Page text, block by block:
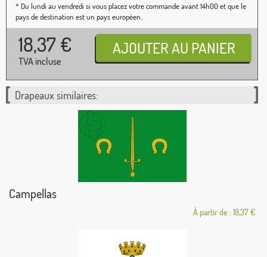
* Du lundi au vendredi si vous placez votre commande avant 14h00 et que le
pays de destination est un pays européen..
18,37 €
TVA incluse
Drapeaux similaires:
Campellas
À partir de : 18,37 €